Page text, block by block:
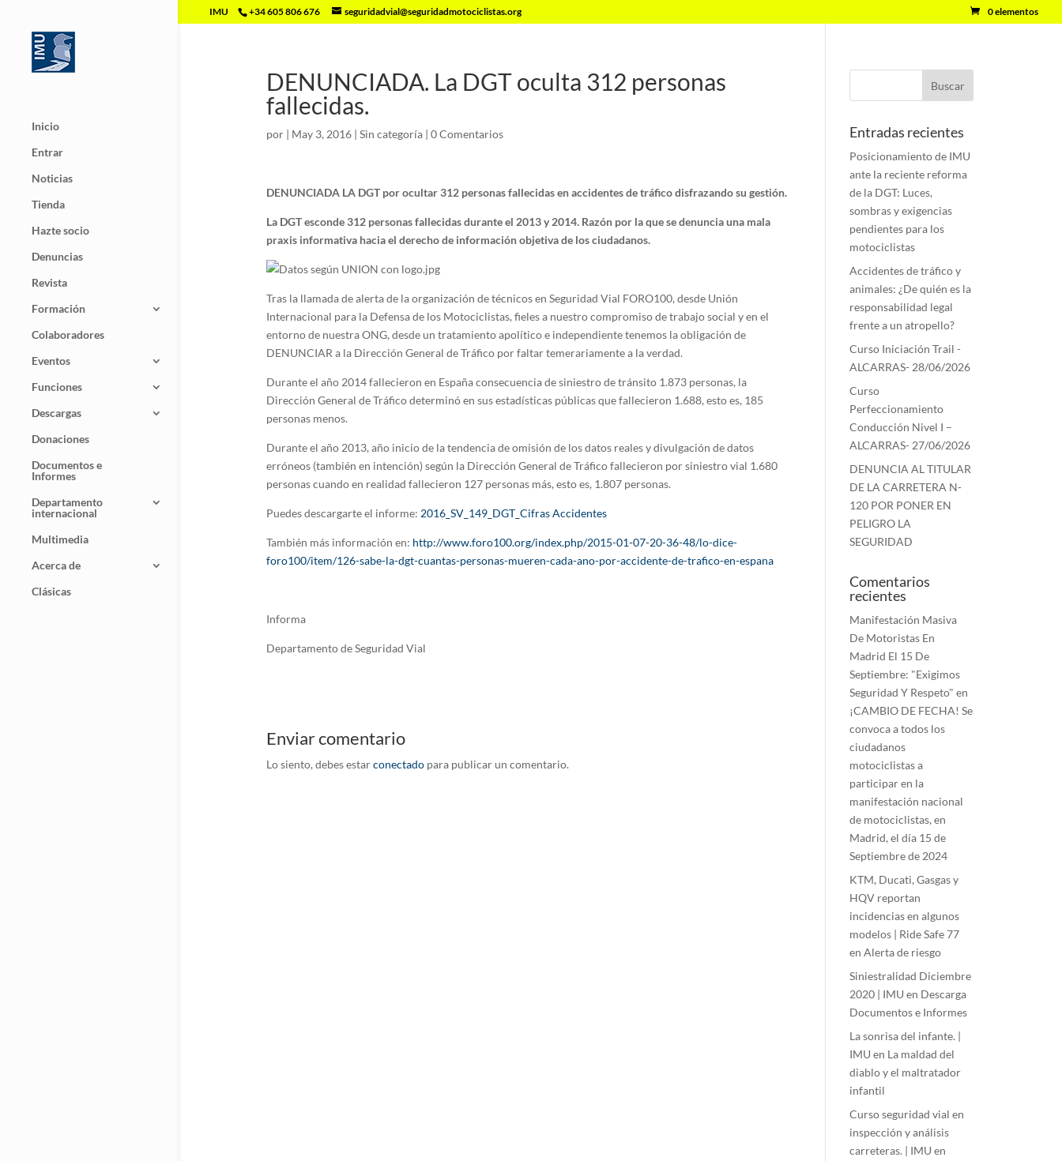
IMU +34 605 806 676 seguridadvial@seguridadmotociclistas.org 0 elementos
Inicio
Entrar
Noticias
Tienda
Hazte socio
Denuncias
Revista
Formación
Colaboradores
Eventos
Funciones
Descargas
Donaciones
Documentos e
Informes
Departamento
internacional
Multimedia
Acerca de
Clásicas
DENUNCIADA. La DGT oculta 312 personas
fallecidas.
por | May 3, 2016| Sin categoría| 0 Comentarios
DENUNCIADA LA DGT por ocultar 312 personas fallecidas en accidentes de tráfico disfrazando su gestión.
La DGT esconde 312 personas fallecidas durante el 2013 y 2014. Razón por la que se denuncia una mala
praxis informativa hacia el derecho de información objetiva de los ciudadanos.
Tras la llamada de alerta de la organización de técnicos en Seguridad Vial FORO100, desde Unión
Internacional para la Defensa de los Motociclistas, fieles a nuestro compromiso de trabajo social y en el
entorno de nuestra ONG, desde un tratamiento apolítico e independiente tenemos la obligación de
DENUNCIAR a la Dirección General de Tráfico por faltar temerariamente a la verdad.
Durante el año 2014 fallecieron en España consecuencia de siniestro de tránsito 1.873 personas, la
Dirección General de Tráfico determinó en sus estadísticas públicas que fallecieron 1.688, esto es, 185
personas menos.
Durante el año 2013, año inicio de la tendencia de omisión de los datos reales y divulgación de datos
erróneos (también en intención) según la Dirección General de Tráfico fallecieron por siniestro vial 1.680
personas cuando en realidad fallecieron 127 personas más, esto es, 1.807 personas.
Puedes descargarte el informe: 2016_SV_149_DGT_Cifras Accidentes
También más información en: http://www.foro100.org/index.php/2015-01-07-20-36-48/lo-dice-
foro100/item/126-sabe-la-dgt-cuantas-personas-mueren-cada-ano-por-accidente-de-trafico-en-espana
Informa
Departamento de Seguridad Vial
Enviar comentario
Lo siento, debes estarconectadopara publicar un comentario.
Entradas recientes
Posicionamiento de IMU
ante la reciente reforma
de la DGT: Luces,
sombras y exigencias
pendientes para los
motociclistas
Accidentes de tráfico y
animales: ¿De quién es la
responsabilidad legal
frente a un atropello?
Curso Iniciación Trail -
ALCARRAS- 28/06/2026
Curso
Perfeccionamiento
Conducción Nivel I –
ALCARRAS- 27/06/2026
DENUNCIA AL TITULAR
DE LA CARRETERA N-
120 POR PONER EN
PELIGRO LA
SEGURIDAD
Comentarios
recientes
Manifestación Masiva
De Motoristas En
Madrid El 15 De
Septiembre: "Exigimos
Seguridad Y Respeto" en
¡CAMBIO DE FECHA! Se
convoca a todos los
ciudadanos
motociclistas a
participar en la
manifestación nacional
de motociclistas, en
Madrid, el día 15 de
Septiembre de 2024
KTM, Ducati, Gasgas y
HQV reportan
incidencias en algunos
modelos | Ride Safe 77
enAlerta de riesgo
Siniestralidad Diciembre
2020 | IMU en Descarga
Documentos e Informes
La sonrisa del infante. |
IMU en La maldad del
diablo y el maltratador
infantil
Curso seguridad vial en
inspección y análisis
carreteras. | IMU en